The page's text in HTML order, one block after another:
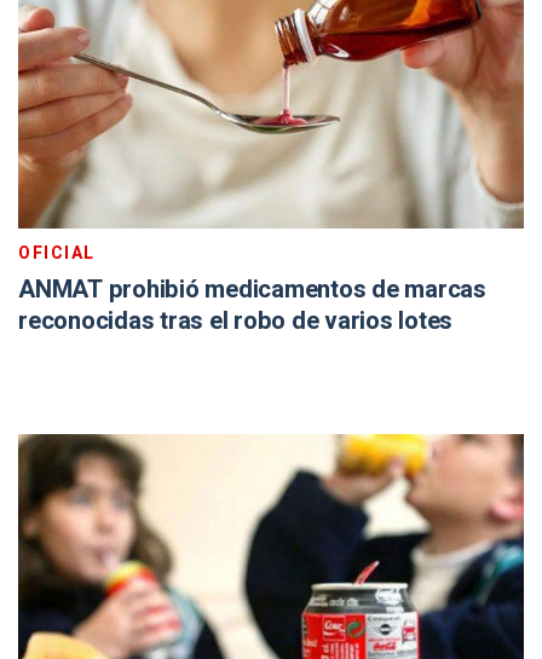
OFICIAL
ANMAT prohibió medicamentos de marcas
reconocidas tras el robo de varios lotes